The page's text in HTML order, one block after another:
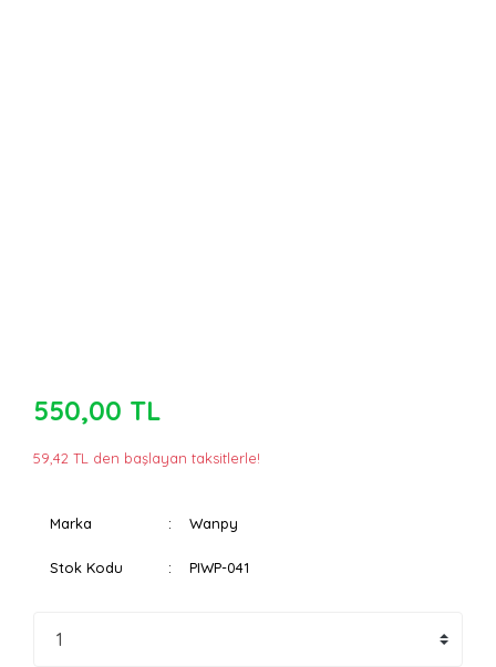
550,00 TL
59,42 TL den başlayan taksitlerle!
Marka Wanpy
Stok Kodu PIWP-041